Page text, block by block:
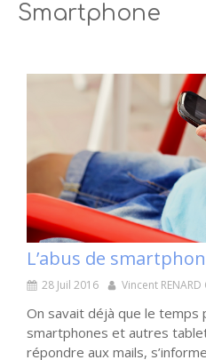
Smartphone
L’abus de
28 Juil 2016 Vincent
On savait déjà que le temps
smartphones et autres
répondre aux mails,